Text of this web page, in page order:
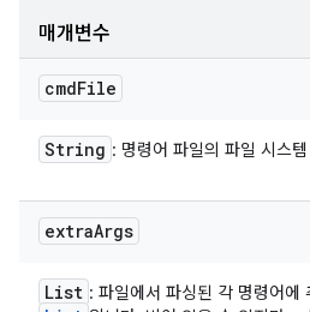
매개변수
cmdFile
String : 명령어 파일의 파일 시스
extraArgs
List : 파일에서 파싱된 각 명령어에